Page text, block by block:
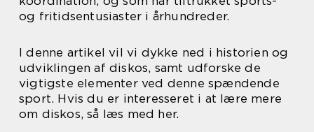
og fritidsentusiaster i århundreder.
I denne artikel vil vi dykke ned i historien og
udviklingen af diskos, samt udforske de
vigtigste elementer ved denne spændende
sport. Hvis du er interesseret i at lære mere
om diskos, så læs med her.